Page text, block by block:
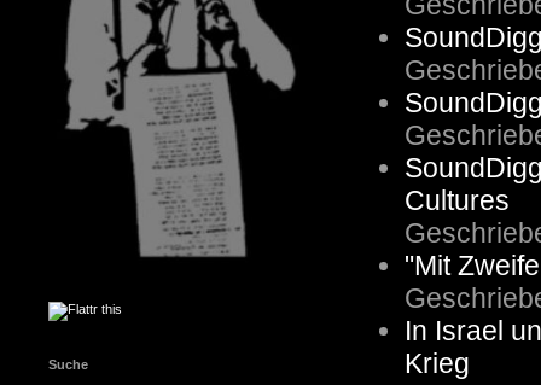
Suche
Cultures
"Mit
In Israel
Krieg